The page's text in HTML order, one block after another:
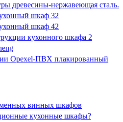
древесины-нержавеющая сталь.
шкаф 32
шкаф 42
кухонного шкафа 2
Opexel-ПВХ плакированный
винных шкафов
кухонные шкафы?